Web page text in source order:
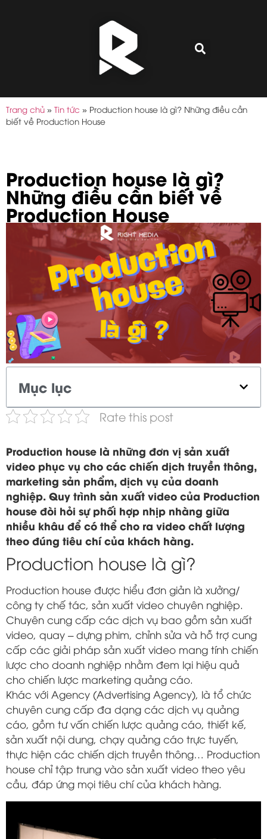
Trang chủ » Tin tức » Production house là gì? Những điều cần
biết về Production House
Production house là gì?
Những điều cần biết về
Production House
Mục lục
Rate this post
Production house là những đơn vị sản xuất
video phục vụ cho các chiến dịch truyền thông,
marketing sản phẩm, dịch vụ của doanh
nghiệp. Quy trình sản xuất video của Production
house đòi hỏi sự phối hợp nhịp nhàng giữa
nhiều khâu để có thể cho ra video chất lượng
theo đúng tiêu chí của khách hàng.
Production house là gì?
Production house được hiểu đơn giản là xưởng/
công ty chế tác, sản xuất video chuyên nghiệp.
Chuyên cung cấp các dịch vụ bao gồm sản xuất
video, quay – dựng phim, chỉnh sửa và hỗ trợ cung
cấp các giải pháp sản xuất video mang tính chiến
lược cho doanh nghiệp nhằm đem lại hiệu quả
cho chiến lược marketing quảng cáo.
Khác với Agency (Advertising Agency), là tổ chức
chuyên cung cấp đa dạng các dịch vụ quảng
cáo, gồm tư vấn chiến lược quảng cáo, thiết kế,
sản xuất nội dung, chạy quảng cáo trực tuyến,
thực hiện các chiến dịch truyền thông… Production
house chỉ tập trung vào sản xuất video theo yêu
cầu, đáp ứng mọi tiêu chí của khách hàng.